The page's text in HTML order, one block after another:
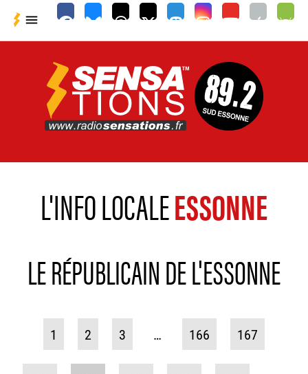

L'INFO LOCALEESSONNE
LE RÉPUBLICAIN DE L'ESSONNE
1 2 3 … 166 167